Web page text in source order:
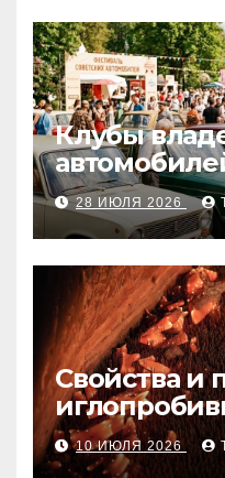
Клубы
28 ИЮЛЯ 2026
Свойства и
матов
10 ИЮЛЯ 2026